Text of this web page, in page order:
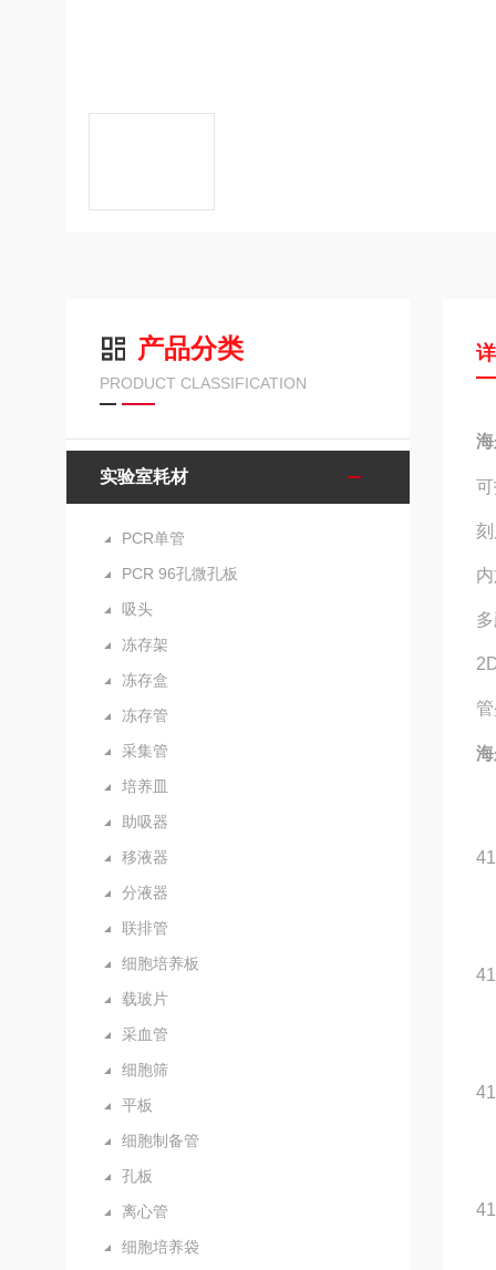
产品分类
PRODUCT CLASSIFICATION
实验室耗材
PCR单管
PCR 96孔微孔板
吸头
冻存架
冻存盒
冻存管
采集管
培养皿
助吸器
移液器
分液器
联排管
细胞培养板
载玻片
采血管
细胞筛
平板
细胞制备管
孔板
离心管
细胞培养袋